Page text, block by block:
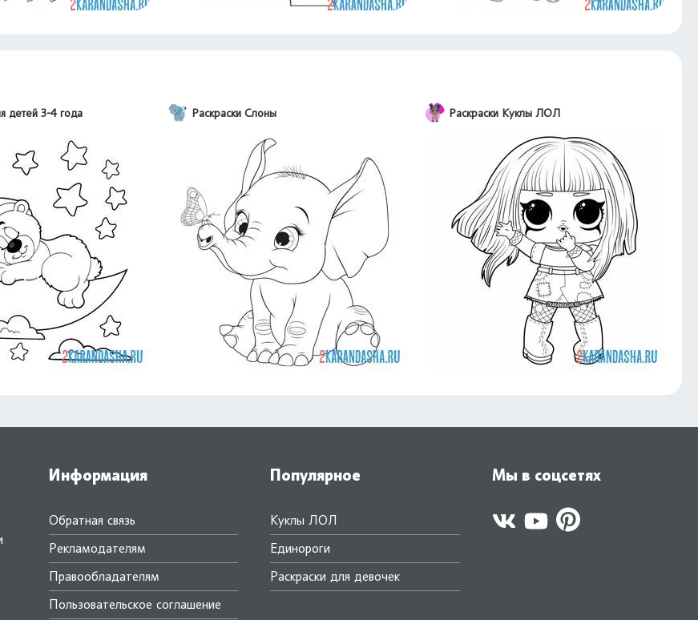
детей 3-4 года Раскраски Слоны Раскраски Куклы ЛОЛ
Информация
Обратная связь
Рекламодателям
Правообладателям
Пользовательское соглашение
Популярное
Куклы ЛОЛ
Единороги
Раскраски для девочек
Мы в соцсетях